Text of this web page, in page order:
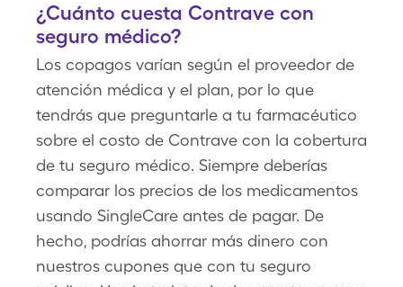
¿Cuánto cuesta Contrave con
seguro médico?
Los copagos varían según el proveedor de
atención médica y el plan, por lo que
tendrás que preguntarle a tu farmacéutico
sobre el costo de Contrave con la cobertura
de tu seguro médico. Siempre deberías
comparar los precios de los medicamentos
usando SingleCare antes de pagar. De
hecho, podrías ahorrar más dinero con
nuestros cupones que con tu seguro